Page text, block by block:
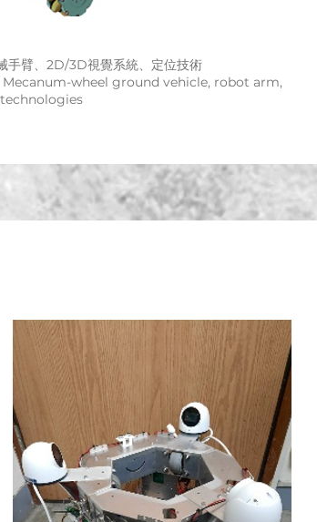
手臂、2D/3D視覺系統、定位技術
wheel ground vehicle, robot arm,